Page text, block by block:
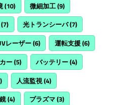
(10) 微細加工(9)
(7) 光トランシーバ(7)
レーザー(6) 運転支援(6)
ー(5) バッテリー(4)
人流監視(4)
(4) プラズマ(3)